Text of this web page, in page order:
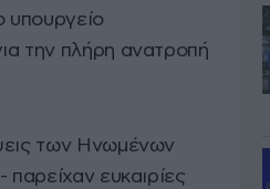
υπουργείο
την πλήρη ανατροπή
των Ηνωμένων
παρείχαν ευκαιρίες